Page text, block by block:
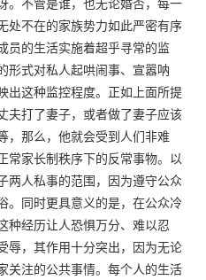
处不在的家族势力如此严密有序
员的生活实施着超乎寻常的监
形式对私人起哄闹事、宣嚣呐
出这种监控程度。正如上面所提
夫打了妻子，或者做了妻子应该
，那么，他就会受到人们非难
家长制秩序下的反常事物。以
两人私事的范围，因为遵守公众
。同时更具意义的是，在公众冷
种经历让人恐惧万分、难以忍
辱，其作用十分突出，因为无论
关注的公共事情。每个人的生活